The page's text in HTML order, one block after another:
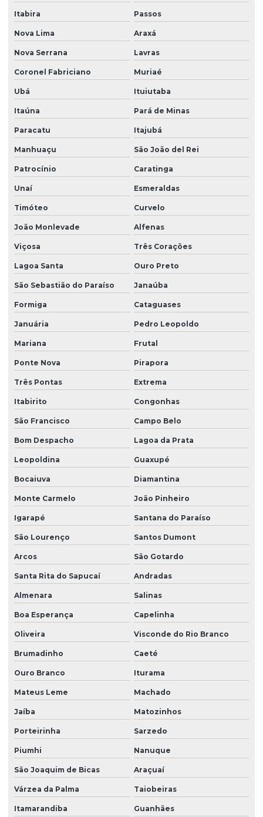
Itabira Passos
Nova Lima Araxá
Nova Serrana Lavras
Coronel Fabriciano Muriaé
Ubá Ituiutaba
Itaúna Pará de Minas
Paracatu Itajubá
Manhuaçu São João del Rei
Patrocínio Caratinga
Unaí Esmeraldas
Timóteo Curvelo
João Monlevade Alfenas
Viçosa Três Corações
Lagoa Santa Ouro Preto
São Sebastião do Paraíso Janaúba
Formiga Cataguases
Januária Pedro Leopoldo
Mariana Frutal
Ponte Nova Pirapora
Três Pontas Extrema
Itabirito Congonhas
São Francisco Campo Belo
Bom Despacho Lagoa da Prata
Leopoldina Guaxupé
Bocaiuva Diamantina
Monte Carmelo João Pinheiro
Igarapé Santana do Paraíso
São Lourenço Santos Dumont
Arcos São Gotardo
Santa Rita do Sapucaí Andradas
Almenara Salinas
Boa Esperança Capelinha
Oliveira Visconde do Rio Branco
Brumadinho Caeté
Ouro Branco Iturama
Mateus Leme Machado
Jaíba Matozinhos
Porteirinha Sarzedo
Piumhi Nanuque
São Joaquim de Bicas Araçuaí
Várzea da Palma Taiobeiras
Itamarandiba Guanhães